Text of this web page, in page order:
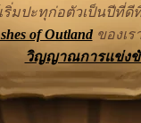
มปะทุก่อตัวเป็นปีที่ดี
of Outlandของเร
วิญญาณการแข่งขั